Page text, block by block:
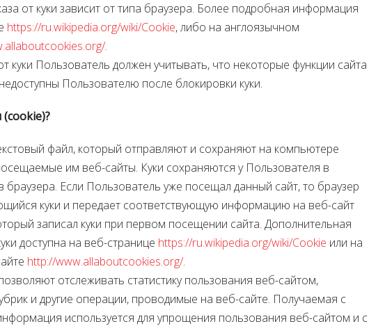
от куки зависит от типа браузера. Более подробная информация
https://ru.wikipedia.org/wiki/Cookie, либо на англоязычном
.
куки Пользователь должен учитывать, что некоторые функции сайта
Пользователю после блокировки куки.
файл, который отправляют и сохраняют на компьютере
им веб-сайты. Куки сохраняются у Пользователя в
браузера. Если Пользователь уже посещал данный сайт, то браузер
куки и передает соответствующую информацию на веб-сайт
записал куки при первом посещении сайта. Дополнительная
доступна на веб-странице https://ru.wikipedia.org/wiki/Cookie или на
http://www.allaboutcookies.org/.
отслеживать статистику пользования веб-сайтом,
и другие операции, проводимые на веб-сайте. Получаемая с
используется для упрощения пользования веб-сайтом и с